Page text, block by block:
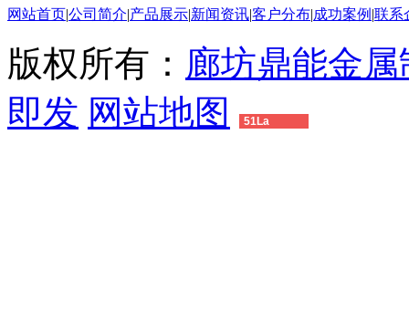
网站首页|公司简介|产品展示|新闻资讯|客户分布|成功案例 |联系
版权所有： 廊坊鼎能金
即发 网站地图 51La